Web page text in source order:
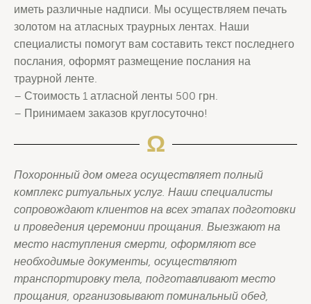
иметь различные надписи. Мы осуществляем печать
золотом на атласных траурных лентах. Наши
специалисты помогут вам составить текст последнего
послания, оформят размещение послания на
траурной ленте.
– Стоимость 1 атласной ленты 500 грн.
– Принимаем заказов круглосуточно!
Ω
Похоронный дом омега осуществляет полный
комплекс ритуальных услуг. Наши специалисты
сопровождают клиентов на всех этапах подготовки
и проведения церемонии прощания. Выезжают на
место наступления смерти, оформляют все
необходимые документы, осуществляют
транспортировку тела, подготавливают место
прощания, организовывают поминальный обед,